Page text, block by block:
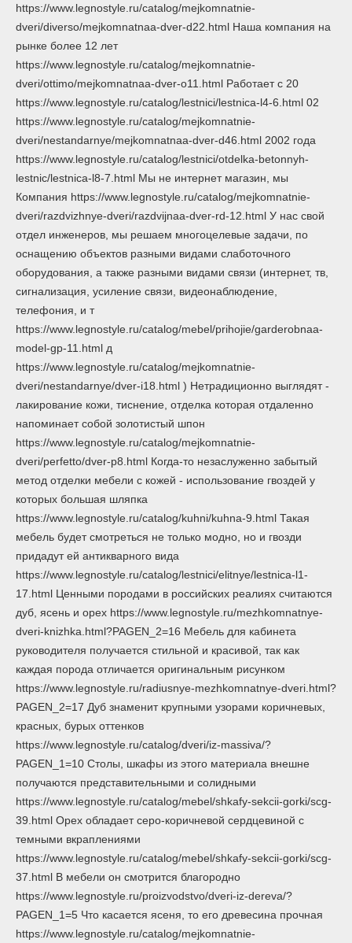
https://www.legnostyle.ru/catalog/mejkomnatnie-
dveri/diverso/mejkomnatnaa-dver-d22.html Наша компания на
рынке более 12 лет
https://www.legnostyle.ru/catalog/mejkomnatnie-
dveri/ottimo/mejkomnatnaa-dver-o11.html Работает с 20
https://www.legnostyle.ru/catalog/lestnici/lestnica-l4-6.html 02
https://www.legnostyle.ru/catalog/mejkomnatnie-
dveri/nestandarnye/mejkomnatnaa-dver-d46.html 2002 года
https://www.legnostyle.ru/catalog/lestnici/otdelka-betonnyh-
lestnic/lestnica-l8-7.html Мы не интернет магазин, мы
Компания https://www.legnostyle.ru/catalog/mejkomnatnie-
dveri/razdvizhnye-dveri/razdvijnaa-dver-rd-12.html У нас свой
отдел инженеров, мы решаем многоцелевые задачи, по
оснащению объектов разными видами слаботочного
оборудования, а также разными видами связи (интернет, тв,
сигнализация, усиление связи, видеонаблюдение,
телефония, и т
https://www.legnostyle.ru/catalog/mebel/prihojie/garderobnaa-
model-gp-11.html д
https://www.legnostyle.ru/catalog/mejkomnatnie-
dveri/nestandarnye/dver-i18.html ) Нетрадиционно выглядят -
лакирование кожи, тиснение, отделка которая отдаленно
напоминает собой золотистый шпон
https://www.legnostyle.ru/catalog/mejkomnatnie-
dveri/perfetto/dver-p8.html Когда-то незаслуженно забытый
метод отделки мебели с кожей - использование гвоздей у
которых большая шляпка
https://www.legnostyle.ru/catalog/kuhni/kuhna-9.html Такая
мебель будет смотреться не только модно, но и гвозди
придадут ей антикварного вида
https://www.legnostyle.ru/catalog/lestnici/elitnye/lestnica-l1-
17.html Ценными породами в российских реалиях считаются
дуб, ясень и орех https://www.legnostyle.ru/mezhkomnatnye-
dveri-knizhka.html?PAGEN_2=16 Мебель для кабинета
руководителя получается стильной и красивой, так как
каждая порода отличается оригинальным рисунком
https://www.legnostyle.ru/radiusnye-mezhkomnatnye-dveri.html?
PAGEN_2=17 Дуб знаменит крупными узорами коричневых,
красных, бурых оттенков
https://www.legnostyle.ru/catalog/dveri/iz-massiva/?
PAGEN_1=10 Столы, шкафы из этого материала внешне
получаются представительными и солидными
https://www.legnostyle.ru/catalog/mebel/shkafy-sekcii-gorki/scg-
39.html Орех обладает серо-коричневой сердцевиной с
темными вкраплениями
https://www.legnostyle.ru/catalog/mebel/shkafy-sekcii-gorki/scg-
37.html В мебели он смотрится благородно
https://www.legnostyle.ru/proizvodstvo/dveri-iz-dereva/?
PAGEN_1=5 Что касается ясеня, то его древесина прочная
https://www.legnostyle.ru/catalog/mejkomnatnie-